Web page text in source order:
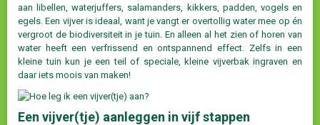
aan libellen, waterjuffers, salamanders, kikkers, padden, vogels en
egels. Een vijver is ideaal, want je vangt er overtollig water mee op én
vergroot de biodiversiteit in je tuin. En alleen al het zien of horen van
water heeft een verfrissend en ontspannend effect. Zelfs in een
kleine tuin kun je een teil of speciale, kleine vijverbak ingraven en
daar iets moois van maken!
Een vijver(tje) aanleggen in vijf stappen